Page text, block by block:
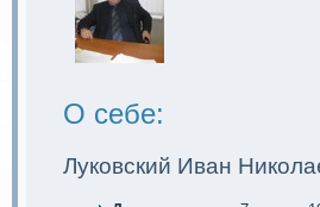
О себе:
Луковский Иван